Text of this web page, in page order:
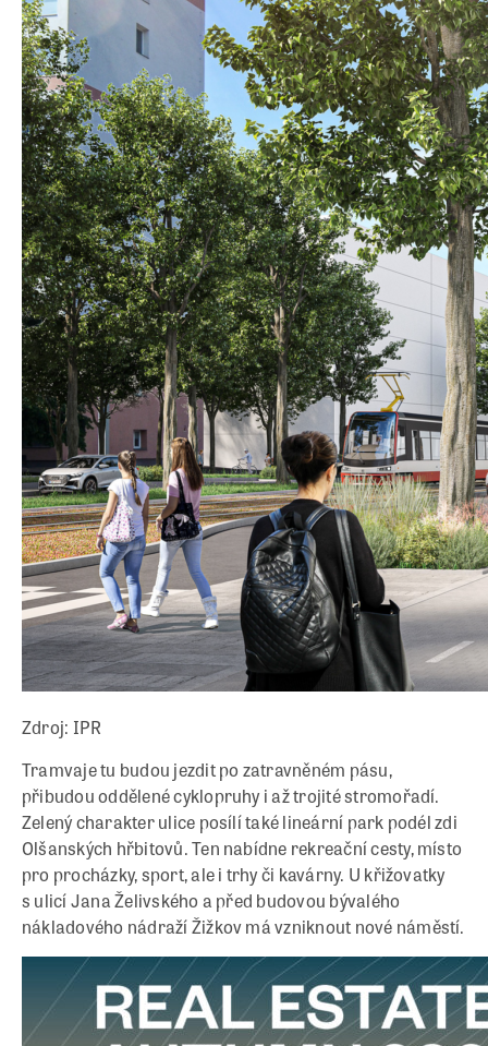
Zdroj: IPR
Tramvaje tu budou jezdit po zatravněném pásu,
přibudou oddělené cyklopruhy i až trojité stromořadí.
Zelený charakter ulice posílí také lineární park podél zdi
Olšanských hřbitovů. Ten nabídne rekreační cesty, místo
pro procházky, sport, ale i trhy či kavárny. U křižovatky
s ulicí Jana Želivského a před budovou bývalého
nákladového nádraží Žižkov má vzniknout nové náměstí.